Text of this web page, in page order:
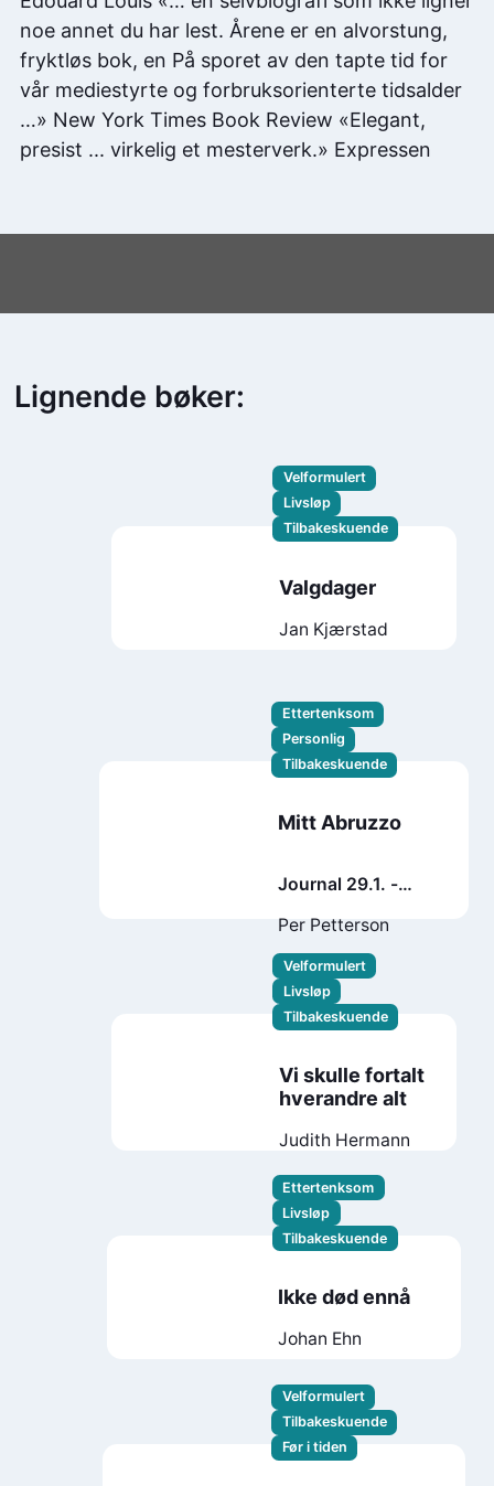
noe annet du har lest. Årene er en alvorstung,
fryktløs bok, en På sporet av den tapte tid for
vår mediestyrte og forbruksorienterte tidsalder
…» New York Times Book Review «Elegant,
presist ... virkelig et mesterverk.» Expressen
Lignende bøker:
Velformulert
Livsløp
Tilbakeskuende
Valgdager
Jan Kjærstad
Ettertenksom
Personlig
Tilbakeskuende
Mitt Abruzzo
Journal 29.1. -
Per Petterson
Velformulert
Livsløp
Tilbakeskuende
Vi skulle fortalt
hverandre alt
Judith Hermann
Ettertenksom
Livsløp
Tilbakeskuende
Ikke død ennå
Johan Ehn
Velformulert
Tilbakeskuende
Før i tiden